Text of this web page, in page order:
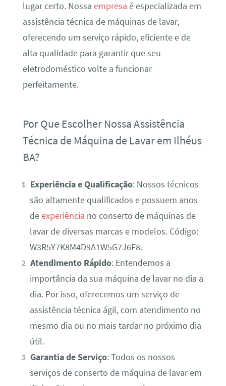
lugar certo. Nossa empresa é especializada em
assistência técnica de máquinas de lavar,
oferecendo um serviço rápido, eficiente e de
alta qualidade para garantir que seu
eletrodoméstico volte a funcionar
perfeitamente.
Por Que Escolher Nossa Assistência
Técnica de Máquina de Lavar em Ilhéus
BA?
Experiência e Qualificação: Nossos técnicos
são altamente qualificados e possuem anos
deexperiência no conserto de máquinas de
lavar de diversas marcas e modelos. Código:
W3R5Y7K8M4D9A1W5G7J6F8.
Atendimento Rápido: Entendemos a
importância da sua máquina de lavar no dia a
dia. Por isso, oferecemos um serviço de
assistência técnica ágil, com atendimento no
mesmo dia ou no mais tardar no próximo dia
útil.
Garantia de Serviço: Todos os nossos
serviços de conserto de máquina de lavar em